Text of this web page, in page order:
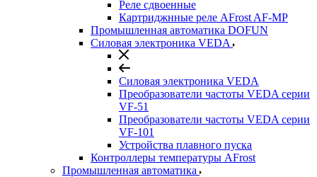
Реле сдвоенные
Картриджнные реле AFrost AF-MP
Промышленная автоматика DOFUN
Силовая электроника VEDA
Силовая электроника VEDA
Преобразователи частоты VEDA серии
VF-51
Преобразователи частоты VEDA серии
VF-101
Устройства плавного пуска
Контроллеры температуры AFrost
Промышленная автоматика